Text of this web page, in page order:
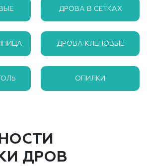
ДРОВА В СЕТКАХ
ДРОВА КЛЕНОВЫЕ
ОПИЛКИ
ДРОВ